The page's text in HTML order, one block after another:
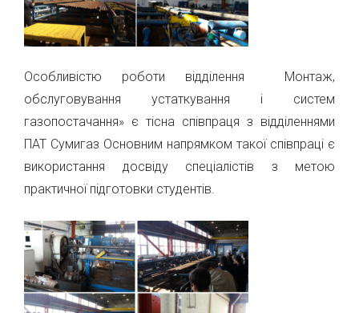
Особливістю роботи відділення Монтаж,
обслуговування устаткування і систем
газопостачання» є тісна співпраця з відділеннями
ПАТ Сумигаз Основним напрямком такої співпраці є
використання досвіду спеціалістів з метою
практичної підготовки студентів.